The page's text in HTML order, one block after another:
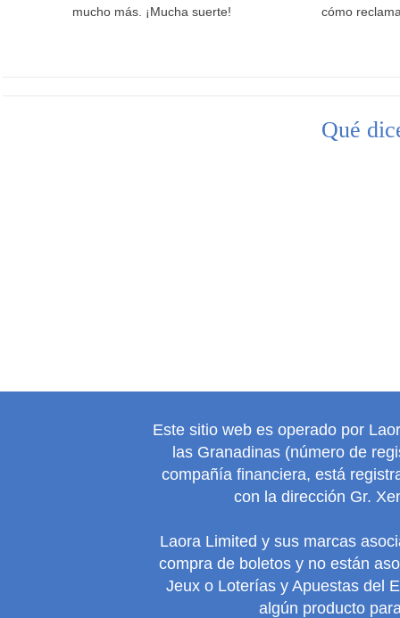
mucho más. ¡Mucha suerte!
cómo
Qué
Este sitio web es operado por
las Granadinas (número de
compañía financiera, está
con la dirección Gr.
Laora Limited y sus marcas
compra de boletos y no están
Jeux o Loterías y Apuestas del
algún producto